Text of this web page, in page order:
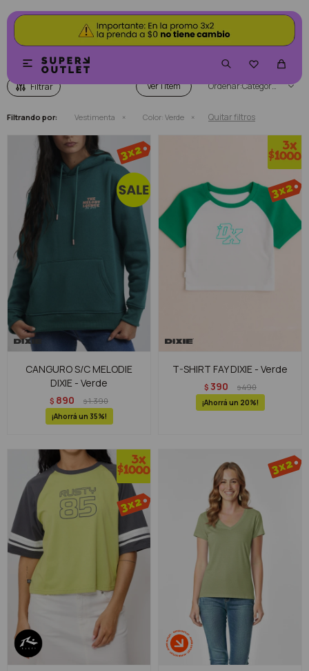

 VESTIMENTA COLOR VERDE
Ver Categoría
Filtrando por: Vestimenta Color: Verde Quitar filtros
CANGURO S/C MELODIE
DIXIE - Verde
$ 890 $1.390
35
T-SHIRT FAY DIXIE - Verde
$ 390 $490
20